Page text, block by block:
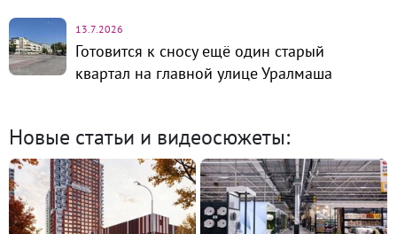
13.7.2026
Готовится к сносу ещё один старый
квартал на главной улице Уралмаша
Новые статьи и видеосюжеты: